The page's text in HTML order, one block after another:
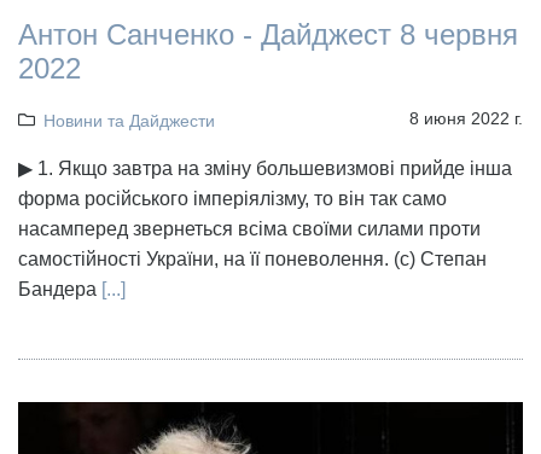
Антон Санченко - Дайджест 8 червня
2022
Новини та Дайджести 8 июня 2022 г.
▶ 1. Якщо завтра на зміну большевизмові прийде інша
форма російського імперіялізму, то він так само
насамперед звернеться всіма своїми силами проти
самостійності України, на її поневолення. (с) Степан
Бандера [...]